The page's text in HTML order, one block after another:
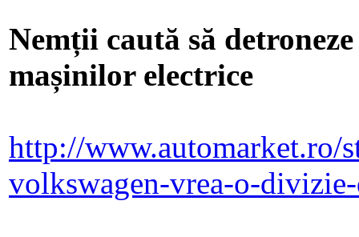
Nemții caută să
mașinilor electrice
http://www.automarket.ro/
volkswagen-vrea-o-